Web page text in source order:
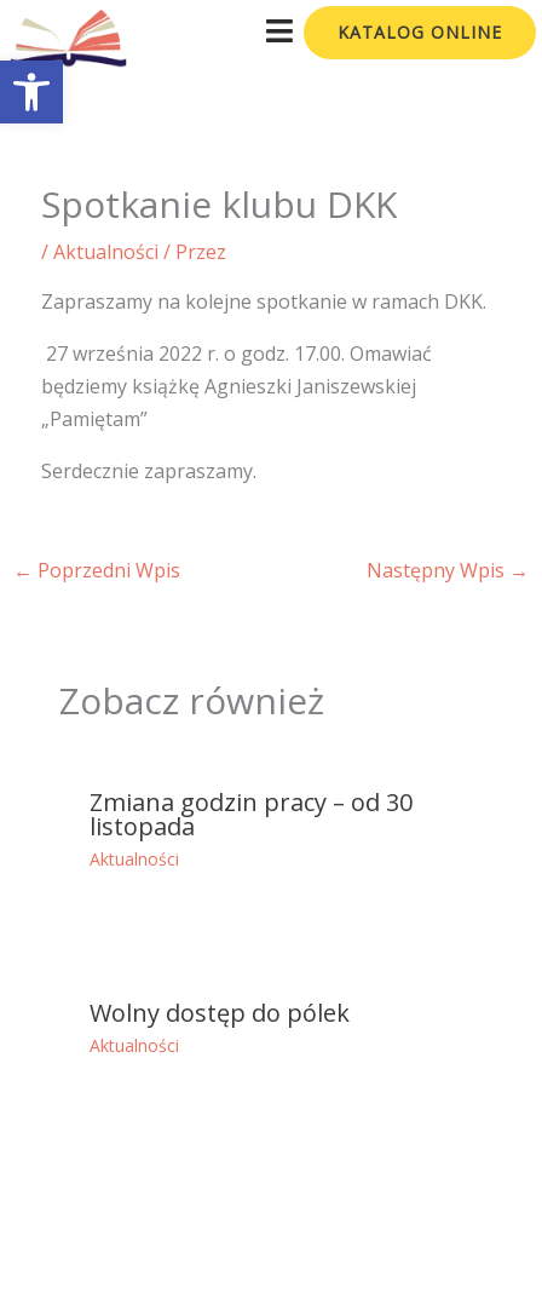
Otwórz pasek narzędzi
Przejdź
do
treści
KATALOG ONLINE
Spotkanie klubu DKK
/Aktualności / Przez
Zapraszamy na kolejne spotkanie w ramach DKK.
27 września 2022 r. o godz. 17.00. Omawiać
będziemy książkę Agnieszki Janiszewskiej
„Pamiętam”
Serdecznie zapraszamy.
← Poprzedni Wpis Następny Wpis →
Zobacz również
Zmiana godzin pracy – od 30
listopada
Aktualności
Wolny dostęp do pólek
Aktualności